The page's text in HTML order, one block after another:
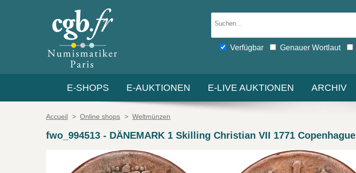
Verfügbar Genauer Wortlaut
E-SHOPS E-AUKTIONEN E-LIVE AUKTIONEN ARCHIV
Accueil > Online shops > Weltmünzen
fwo_994513 - DÄNEMARK 1 Skilling Christian VII 1771 Copenhague